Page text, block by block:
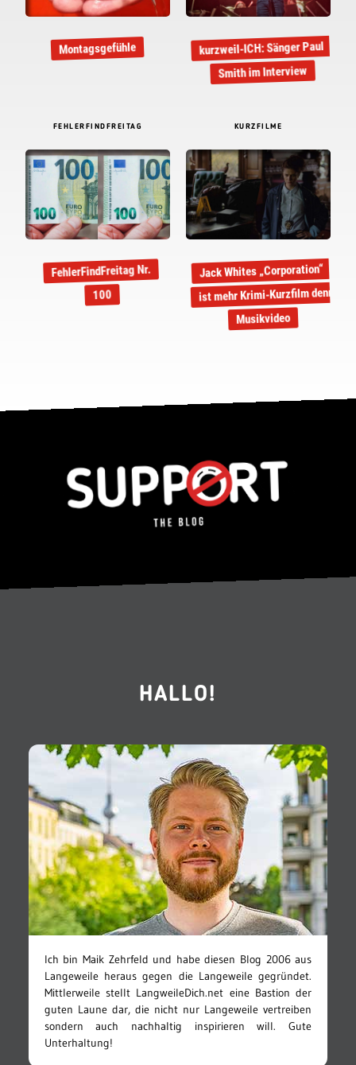
Montagsgefühle kurzweil-ICH: Sänger Paul
Smith im Interview
FEHLERFINDFREITAG
FehlerFindFreitag Nr.
100
KURZFILME
Jack Whites „Corporation“
ist mehr Krimi-Kurzfilm denn
Musikvideo
HALLO!
Ich bin Maik Zehrfeld und habe diesen Blog 2006 aus
Langeweile heraus gegen die Langeweile gegründet.
Mittlerweile stellt LangweileDich.net eine Bastion der
guten Laune dar, die nicht nur Langeweile vertreiben
sondern auch nachhaltig inspirieren will. Gute
Unterhaltung!